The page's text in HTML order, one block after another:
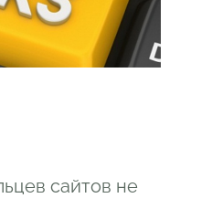
сайтов не